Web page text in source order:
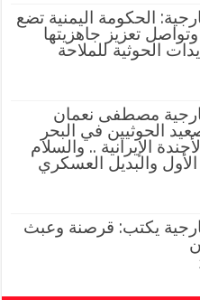
الحكومة اليمنية تضع
تعزيز جاهزيتها
الحوثية للملاحة
مصطفى نعمان
الحوثيين في البحر
الإيرانية .. والسلام
والبديل العسكري
يكتب: قرصنة وعبث